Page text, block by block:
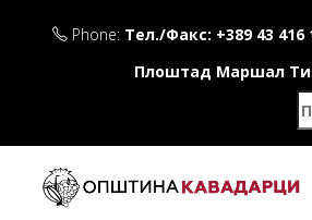
Phone: Тел./Факс: +389 43 416
Плоштад Маршал